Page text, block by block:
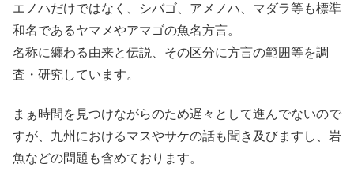
エノハだけではなく、シバゴ、アメノハ、マダラ等も標準
和名であるヤマメやアマゴの魚名方言。
名称に纏わる由来と伝説、その区分に方言の範囲等を調
査・研究しています。
まぁ時間を見つけながらのため遅々として進んでないので
すが、九州におけるマスやサケの話も聞き及びますし、岩
魚などの問題も含めております。